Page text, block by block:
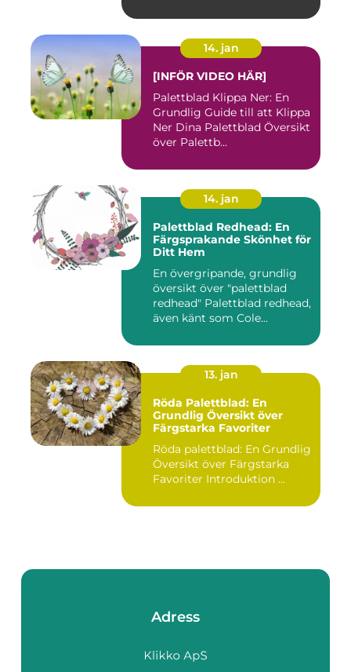
14. jan
[INFÖR VIDEO HÄR]
Palettblad Klippa Ner: En
Grundlig Guide till att Klippa
Ner Dina Palettblad Översikt
över Palettb...
14. jan
Palettblad Redhead: En
Färgsprakande Skönhet för
Ditt Hem
En övergripande, grundlig
översikt över "palettblad
redhead" Palettblad redhead,
även känt som Cole...
13. jan
Röda Palettblad: En
Grundlig Översikt över
Färgstarka Favoriter
Röda palettblad: En Grundlig
Översikt över Färgstarka
Favoriter Introduktion ...
Adress